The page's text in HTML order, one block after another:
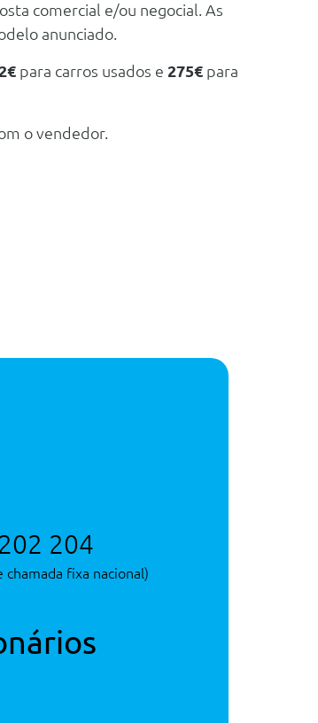
comercial e/ou negocial. As
anunciado.
para carros usados e 275€para
o vendedor.
204
chamada fixa nacional)